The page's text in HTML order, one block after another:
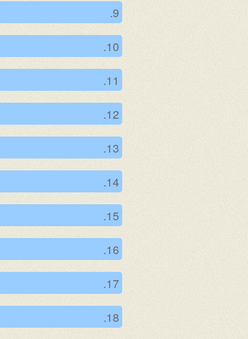
9.
10.
11.
12.
13.
14.
15.
16.
17.
18.